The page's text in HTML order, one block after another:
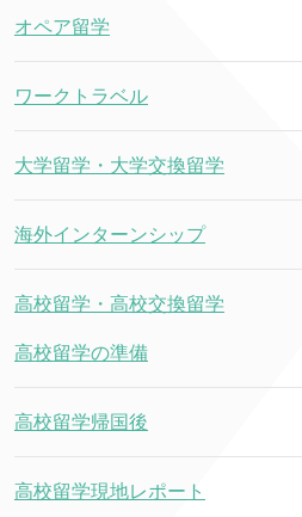
オペア留学
ワークトラベル
大学留学・大学交換留学
海外インターンシップ
高校留学・高校交換留学
高校留学の準備
高校留学帰国後
高校留学現地レポート